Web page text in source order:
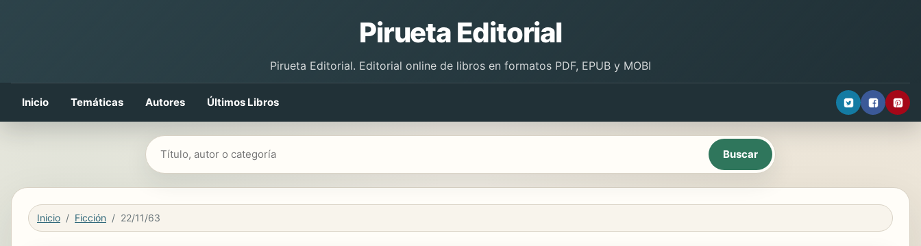
Pirueta Editorial
Pirueta Editorial. Editorial online de libros en formatos PDF, EPUB y MOBI
Inicio Temáticas Autores Últimos Libros
Buscar libros
Inicio Ficción 22/11/63